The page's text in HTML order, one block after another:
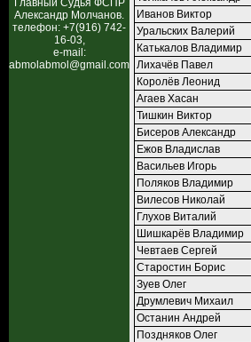
Главный Судья ФСПР
Александр Молчанов.
телефон: +7(916) 742-
16-03,
e-mail:
abmolabmol@gmail.com
Иванов Виктор
Уральских Валерий
Катькалов Владимир
Лихачёв Павел
Королёв Леонид
Агаев Хасан
Тишкин Виктор
Бисеров Александр
Ежов Владислав
Васильев Игорь
Поляков Владимир
Вилесов Николай
Глухов Виталий
Шишкарёв Владимир
Чевтаев Сергей
Старостин Борис
Зуев Олег
Друмлевич Михаил
Останин Андрей
Поздняков Олег